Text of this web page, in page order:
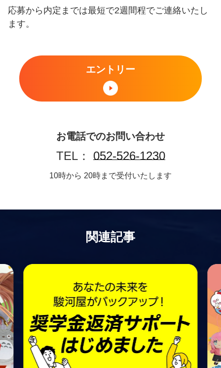
応募から内定までは最短で2週間程でご連絡いたし
ます。
エントリー
お電話でのお問い合わせ
TEL： 052-526-1230
10時から 20時まで受付いたします
関連記事